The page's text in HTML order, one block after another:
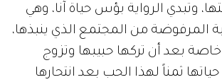
وتبدي الرواية بؤس حياة آنا، وهي
المرفوضة من المجتمع الذي ينبذها،
بعد أن تركها حبيبها وتزوج
ثمناً لهذا الحب بعد انتحارها